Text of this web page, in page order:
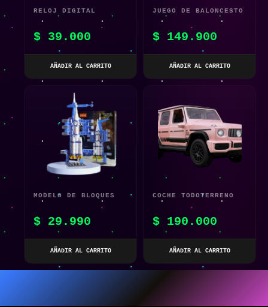
RELOJ DIGITAL
TRANSFORMERS
$ 39.000
AÑADIR AL CARRITO
JUEGO DE BALONCESTO
$ 149.900
AÑADIR AL CARRITO
MODELO DE BLOQUES
NAVE ESPACIAL
$ 29.990
AÑADIR AL CARRITO
COCHE TODOTERRENO
1:14 CON DETECCIÓN
$ 190.000
AÑADIR AL CARRITO